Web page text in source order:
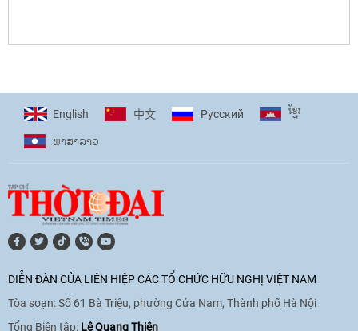
cho Đại sứ Hungary tại Việt Nam
13/06/2026
[Video] Nhân dân Việt Nam luôn trân
trọng tình cảm của nước Nga
08:02 |13/06/2026
English 中文 Pусский ខ្មែរ
ພາ​ສາ​ລາວ
DIỄN ĐÀN CỦA LIÊN HIỆP CÁC TỔ CHỨC HỮU NGHỊ VIỆT NAM
Tòa soạn: Số 61 Bà Triệu, phường Cửa Nam, Thành phố Hà Nội
Tổng Biên tập: Lê Quang Thiện